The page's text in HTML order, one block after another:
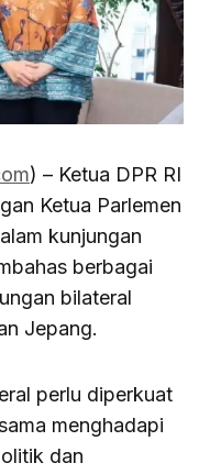
) – Ketua DPR RI
Ketua Parlemen
kunjungan
berbagai
bilateral
Jepang.
perlu diperkuat
menghadapi
dan